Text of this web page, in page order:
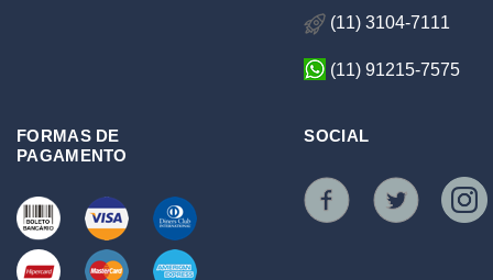
(11) 3104-7111
(11) 91215-7575
FORMAS DE
PAGAMENTO
SOCIAL